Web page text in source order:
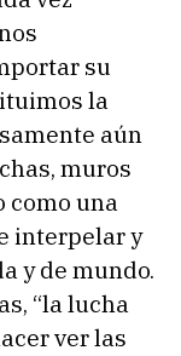
su
la
aún
muros
como una
interpelar y
y de mundo.
“la lucha
ver las